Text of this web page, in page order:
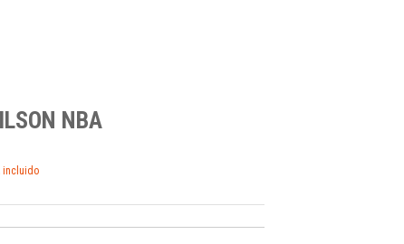
NBA
incluido